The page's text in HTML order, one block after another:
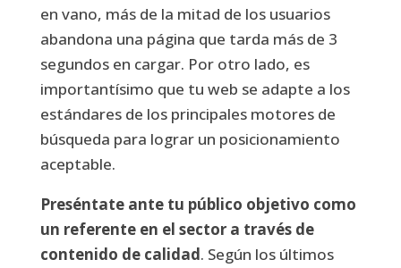
en vano, más de la mitad de los usuarios
abandona una página que tarda más de 3
segundos en cargar. Por otro lado, es
importantísimo que tu web se adapte a los
estándares de los principales motores de
búsqueda para lograr un posicionamiento
aceptable.
Preséntate ante tu público objetivo como
un referente en el sector a través de
contenido de calidad. Según los últimos